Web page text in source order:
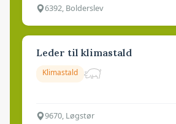
6392, Bolderslev
Leder til klimastald
Klimastald
9670, Løgstør